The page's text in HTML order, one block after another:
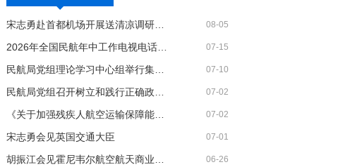
08-05
07-15
07-10
07-02
07-02
宋志勇会见英国交通大臣 07-01
06-26